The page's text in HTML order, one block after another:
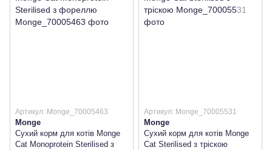
Артикул: Monge_70005463
Monge
Сухий корм для котів Monge
Cat Monoprotein Sterilised з
Артикул: Monge_70005531
Monge
Сухий корм для котів Monge
Cat Sterilised з тріскою